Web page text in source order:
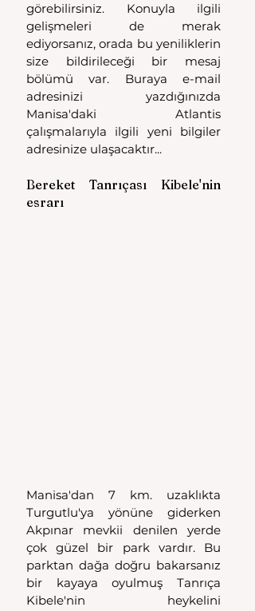
görebilirsiniz. Konuyla ilgili
gelişmeleri de merak
ediyorsanız, orada bu yeniliklerin
size bildirileceği bir mesaj
bölümü var. Buraya e-mail
adresinizi yazdığınızda
Manisa'daki Atlantis
çalışmalarıyla ilgili yeni bilgiler
adresinize ulaşacaktır...
Bereket Tanrıçası Kibele'nin
esrarı
Manisa'dan 7 km. uzaklıkta
Turgutlu'ya yönüne giderken
Akpınar mevkii denilen yerde
çok güzel bir park vardır. Bu
parktan dağa doğru bakarsanız
bir kayaya oyulmuş Tanrıça
Kibele'nin heykelini